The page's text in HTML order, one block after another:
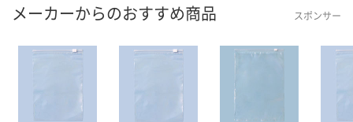
メーカーからのおすすめ商品 スポンサー